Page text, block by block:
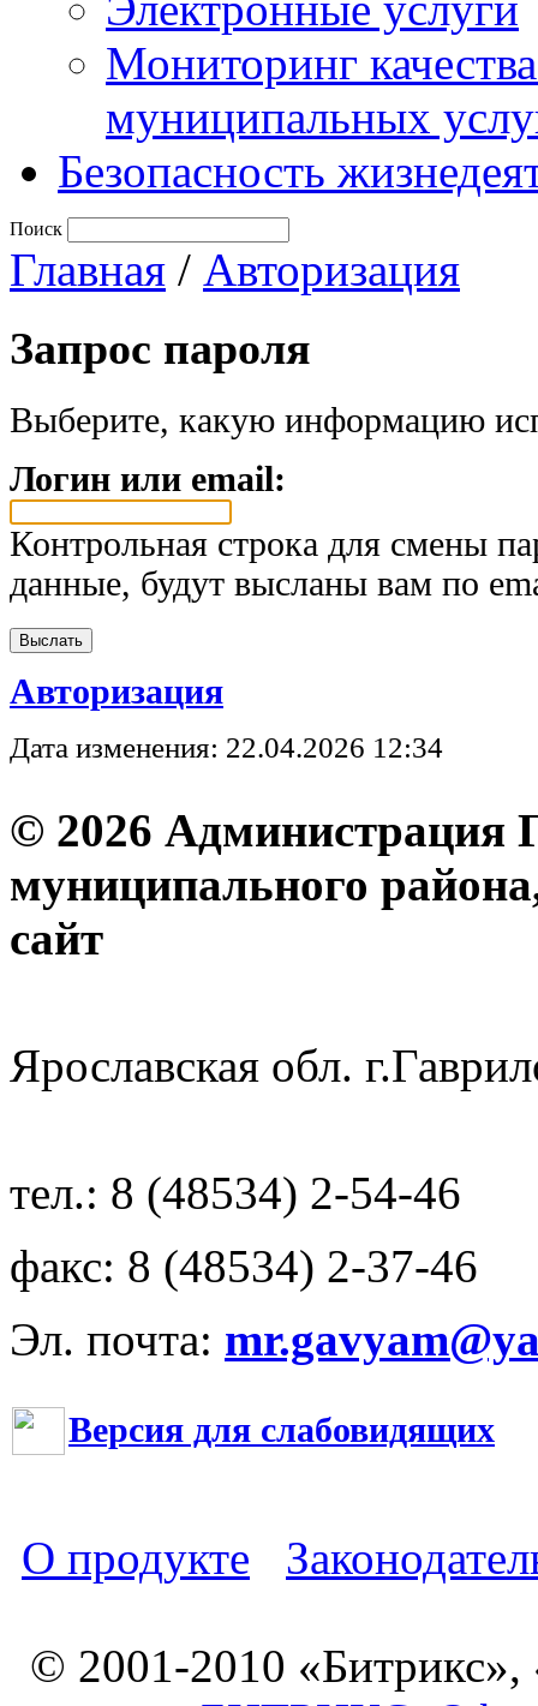
Мониторинг
муниципальных
Безопасность
Поиск
Главная / Авторизация
Запрос пароля
Выберите, какую информацию
Логин или email:
Контрольная строка для смены
данные, будут высланы вам по
Авторизация
Дата изменения: 22.04.2026 12:34
© 2026 Администрация
муниципального
Ярославская обл.
тел.: 8 (48534) 2-54-46
факс: 8 (48534) 2-37-46
Эл. почта:
Версия для слабовидящих
О продукте
© 2001-2010 «Битрикс»,